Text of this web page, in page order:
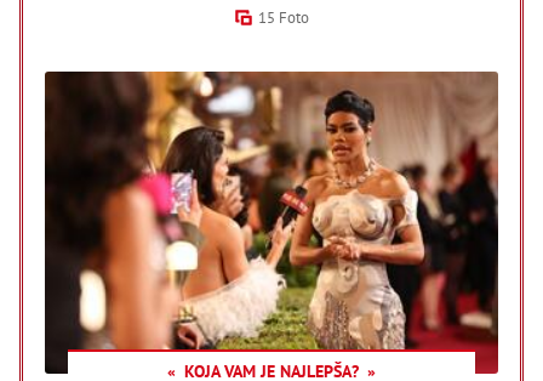
15 Foto
KOJA VAM JE NAJLEPŠA?